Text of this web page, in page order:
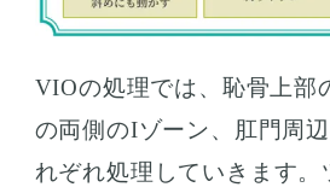
VIOの処理では、恥骨上部
の両側のIゾーン、肛門周
れぞれ処理していきます。